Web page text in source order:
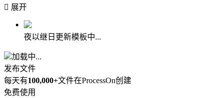
 展开
夜以继日更新模板中...
加载中...
发布文件
每天有100,000+文件在ProcessOn创建
免费使用